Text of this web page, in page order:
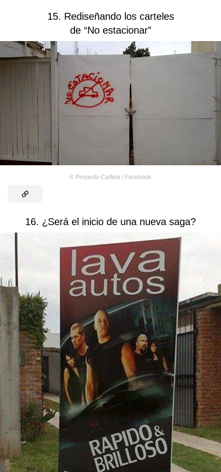
15. Rediseñando los carteles
de “No estacionar”
© Proyecto Cartele / Facebook
16. ¿Será el inicio de una nueva saga?